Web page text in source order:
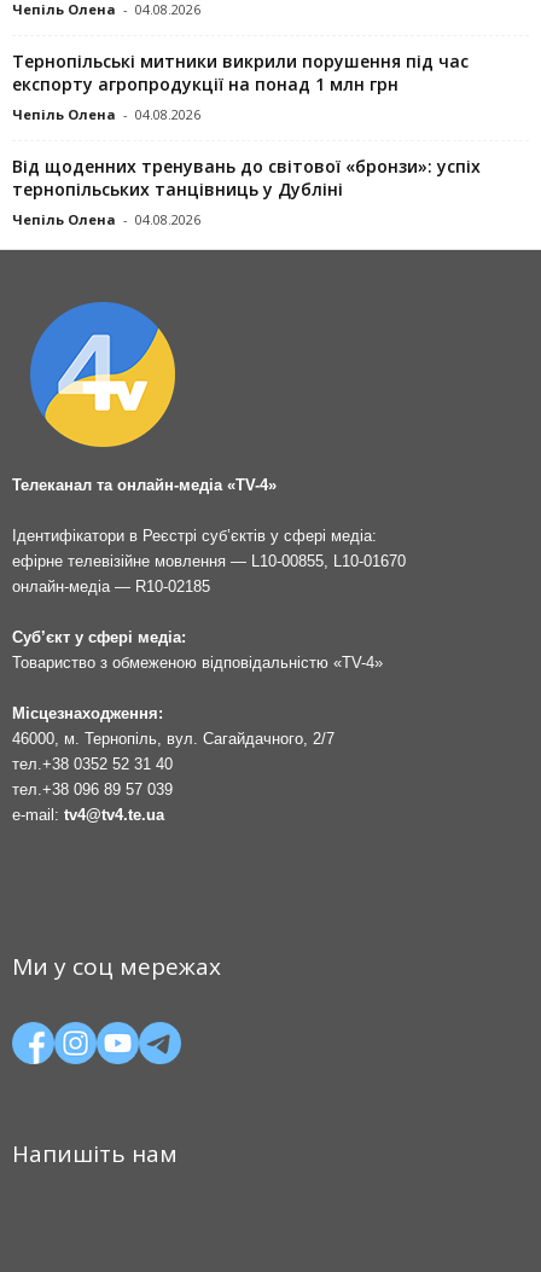
Чепіль Олена - 04.08.2026
Тернопільські митники викрили порушення під час
експорту агропродукції на понад 1 млн грн
Чепіль Олена - 04.08.2026
Від щоденних тренувань до світової «бронзи»: успіх
тернопільських танцівниць у Дубліні
Чепіль Олена - 04.08.2026
Телеканал та онлайн-медіа «TV-4»
Ідентифікатори в Реєстрі суб’єктів у сфері медіа:
ефірне телевізійне мовлення — L10-00855, L10-01670
онлайн-медіа — R10-02185
Суб’єкт у сфері медіа:
Товариство з обмеженою відповідальністю «TV-4»
Місцезнаходження:
46000, м. Тернопіль, вул. Сагайдачного, 2/7
тел. +38 0352 52 31 40
тел. +38 096 89 57 039
e-mail: tv4@tv4.te.ua
Ми у соц мережах
Напишіть нам